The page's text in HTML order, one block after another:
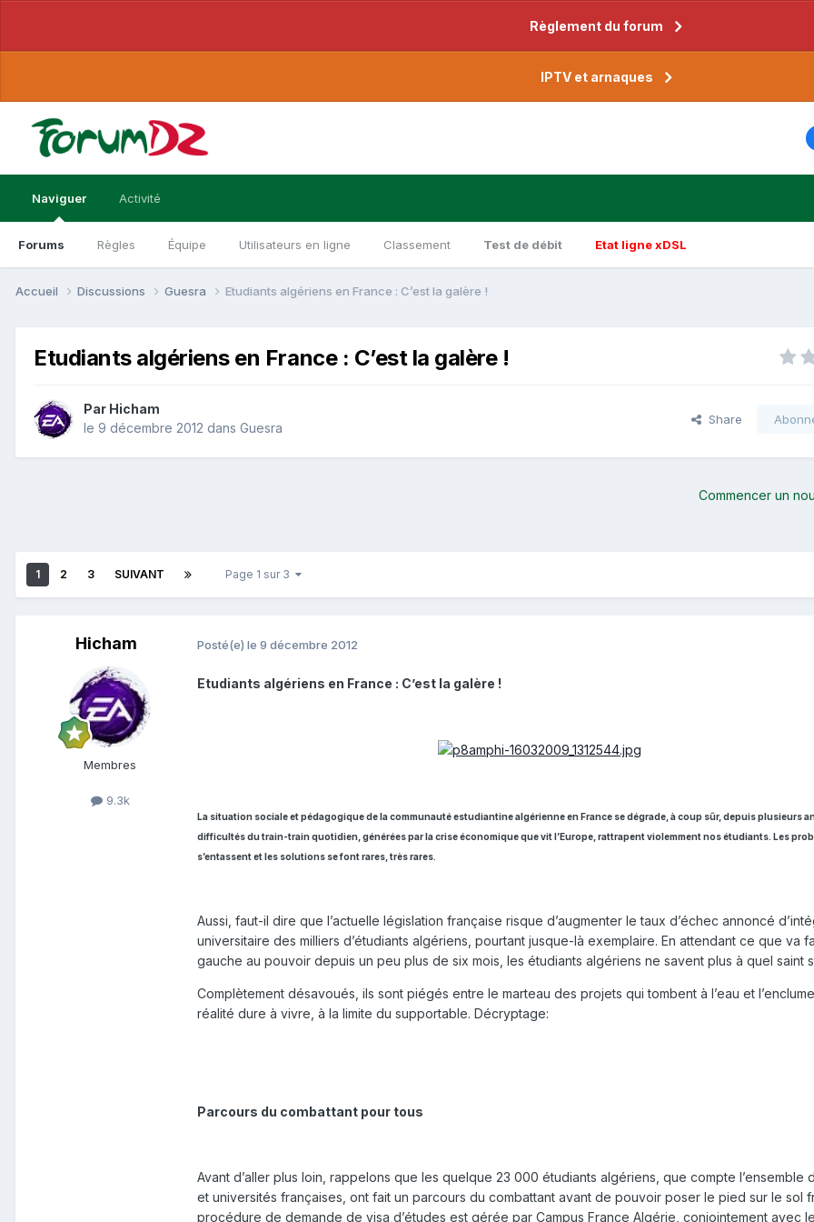
Règlement du forum
IPTV et arnaques
Naviguer
Forums Règles Équipe Utilisateurs en ligne Classement Test de débit Etat ligne xDSL
Activité
Accueil Discussions Guesra Etudiants algériens en France : C’est la galère !
Etudiants algériens en France : C’est la galère !
Par Hicham
le 9 décembre 2012 dans Guesra
Share
Commencer un
1 2 3 SUIVANT Page 1 sur 3
Hicham
Membres
9.3k
Posté(e) le 9 décembre 2012
Etudiants algériens en France : C’est la galère !
La situation sociale et pédagogique de la communauté estudiantine algérienne en France se dégrade, à coup sûr, depuis plusieurs
difficultés du train-train quotidien, générées par la crise économique que vit l’Europe, rattrapent violemment nos étudiants. Les
s’entassent et les solutions se font rares, très rares.
Aussi, faut-il dire que l’actuelle législation française risque d’augmenter le taux d’échec annoncé
universitaire des milliers d’étudiants algériens, pourtant jusque-là exemplaire. En attendant ce que va
gauche au pouvoir depuis un peu plus de six mois, les étudiants algériens ne savent plus à quel saint
Complètement désavoués, ils sont piégés entre le marteau des projets qui tombent à l’eau et
réalité dure à vivre, à la limite du supportable. Décryptage:
Parcours du combattant pour tous
Avant d’aller plus loin, rappelons que les quelque 23 000 étudiants algériens, que compte l’ensemble
et universités françaises, ont fait un parcours du combattant avant de pouvoir poser le pied sur le sol
procédure de demande de visa d’études est gérée par Campus France Algérie, conjointement avec